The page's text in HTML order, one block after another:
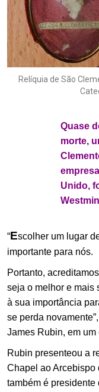
Relíquia de São
Quase
morte,
Unido,
“Escolher um lugar
importante para nós.
Portanto,
seja o melhor e mais
à sua importância
se perda
James Rubin, em
Rubin presenteou a
Chapel ao Arcebispo
também é